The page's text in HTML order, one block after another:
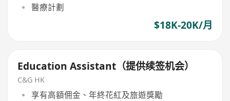
醫療計劃
$18K-20K/月
Education Assistant（提供续签机会）
C&G HK
享有高額佣金、年終花紅及旅遊獎勵